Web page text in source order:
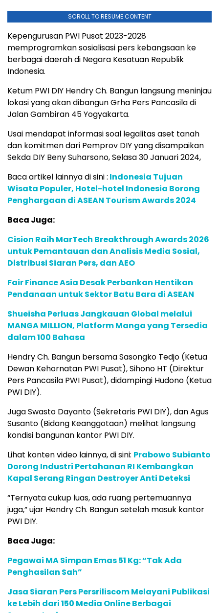
SCROLL TO RESUME CONTENT
Kepengurusan PWI Pusat 2023-2028
memprogramkan sosialisasi pers kebangsaan ke
berbagai daerah di Negara Kesatuan Republik
Indonesia.
Ketum PWI DIY Hendry Ch. Bangun langsung meninjau
lokasi yang akan dibangun Grha Pers Pancasila di
Jalan Gambiran 45 Yogyakarta.
Usai mendapat informasi soal legalitas aset tanah
dan komitmen dari Pemprov DIY yang disampaikan
Sekda DIY Beny Suharsono, Selasa 30 Januari 2024,
Baca artikel lainnya di sini : Indonesia Tujuan
Wisata Populer, Hotel-hotel Indonesia Borong
Penghargaan di ASEAN Tourism Awards 2024
Baca Juga:
Cision Raih MarTech Breakthrough Awards 2026
untuk Pemantauan dan Analisis Media Sosial,
Distribusi Siaran Pers, dan AEO
Fair Finance Asia Desak Perbankan Hentikan
Pendanaan untuk Sektor Batu Bara di ASEAN
Shueisha Perluas Jangkauan Global melalui
MANGA MILLION, Platform Manga yang Tersedia
dalam 100 Bahasa
Hendry Ch. Bangun bersama Sasongko Tedjo (Ketua
Dewan Kehornatan PWI Pusat), Sihono HT (Direktur
Pers Pancasila PWI Pusat), didampingi Hudono (Ketua
PWI DIY).
Juga Swasto Dayanto (Sekretaris PWI DIY), dan Agus
Susanto (Bidang Keanggotaan) melihat langsung
kondisi bangunan kantor PWI DIY.
Lihat konten video lainnya, di sini: Prabowo Subianto
Dorong Industri Pertahanan RI Kembangkan
Kapal Serang Ringan Destroyer Anti Deteksi
“Ternyata cukup luas, ada ruang pertemuannya
juga,” ujar Hendry Ch. Bangun setelah masuk kantor
PWI DIY.
Baca Juga:
Pegawai MA Simpan Emas 51 Kg: “Tak Ada
Penghasilan Sah”
Jasa Siaran Pers Persriliscom Melayani Publikasi
ke Lebih dari 150 Media Online Berbagai